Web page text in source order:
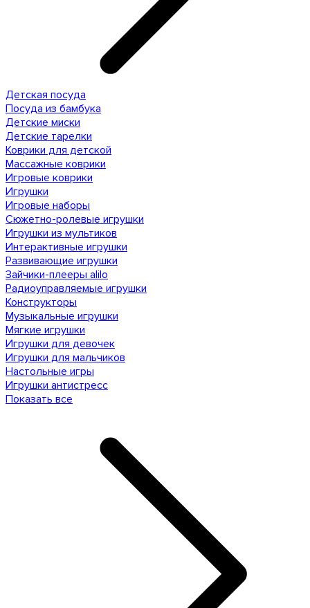
Детская посуда
Посуда из бамбука
Детские миски
Детские тарелки
Коврики для детской
Массажные коврики
Игровые коврики
Игрушки
Игровые наборы
Сюжетно-ролевые игрушки
Игрушки из мультиков
Интерактивные игрушки
Развивающие игрушки
Зайчики-плееры alilo
Радиоуправляемые игрушки
Конструкторы
Музыкальные игрушки
Мягкие игрушки
Игрушки для девочек
Игрушки для мальчиков
Настольные игры
Игрушки антистресс
Показать все